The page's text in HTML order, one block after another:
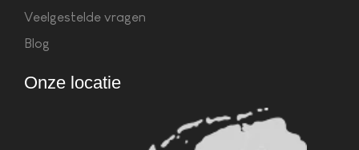
Veelgestelde vragen
Blog
Onze locatie